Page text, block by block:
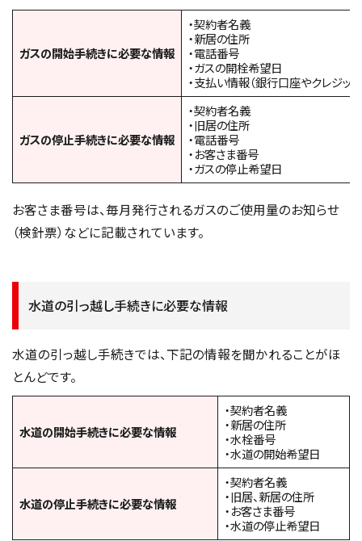
ガスの開始手続きに必要な情報
・契約者名義
・新居の住所
・電話番号
・ガスの開栓希望日
・支払い情報（銀行口座やクレジッ
ガスの停止手続きに必要な情報
・契約者名義
・旧居の住所
・電話番号
・お客さま番号
・ガスの停止希望日
お客さま番号は、毎月発行されるガスのご使用量のお知らせ
（検針票）などに記載されています。
水道の引っ越し手続きに必要な情報
水道の引っ越し手続きでは、下記の情報を聞かれることがほ
とんどです。
水道の開始手続きに必要な情報
・契約者名義
・新居の住所
・水栓番号
・水道の開始希望日
水道の停止手続きに必要な情報
・契約者名義
・旧居、新居の住所
・お客さま番号
・水道の停止希望日